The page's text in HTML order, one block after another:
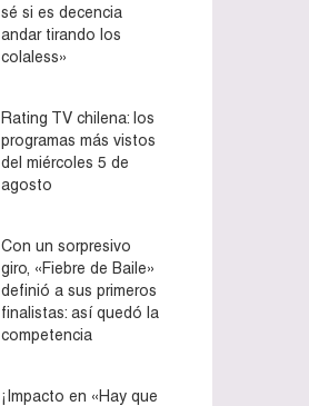
sé si es decencia
andar tirando los
colaless»
Rating TV chilena: los
programas más vistos
del miércoles 5 de
agosto
Con un sorpresivo
giro, «Fiebre de Baile»
definió a sus primeros
finalistas: así quedó la
competencia
¡Impacto en «Hay que